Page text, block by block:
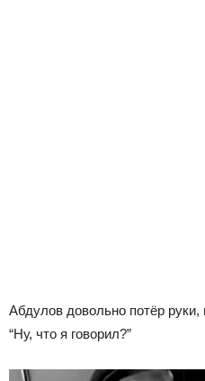
Абдулов довольно потёр руки,
“Ну, что я говорил?”